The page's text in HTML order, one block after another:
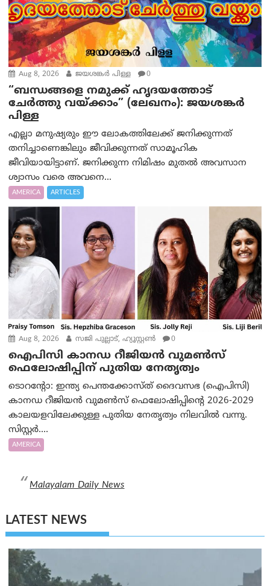
Aug 8, 2026 ജയശങ്കര്‍ പിള്ള 0
“ബന്ധങ്ങളെ നമുക്ക് ഹൃദയത്തോട്
ചേർത്തു വയ്ക്കാം” (ലേഖനം): ജയശങ്കര്‍
പിള്ള
എല്ലാ മനുഷ്യരും ഈ ലോകത്തിലേക്ക് ജനിക്കുന്നത്
തനിച്ചാണെങ്കിലും ജീവിക്കുന്നത് സാമൂഹിക
ജീവിയായിട്ടാണ്. ജനിക്കുന്ന നിമിഷം മുതൽ അവസാന
ശ്വാസം വരെ അവനെ...
AMERICA ARTICLES
Aug 8, 2026 സജി പുല്ലാട്, ഹ്യൂസ്റ്റൺ 0
ഐപിസി കാനഡ റീജിയൻ വുമൺസ്
ഫെലോഷിപ്പിന് പുതിയ നേതൃത്വം
ടൊറന്റോ: ഇന്ത്യ പെന്തക്കോസ്ത് ദൈവസഭ (ഐപിസി)
കാനഡ റീജിയൻ വുമൺസ് ഫെലോഷിപ്പിന്റെ 2026-2029
കാലയളവിലേക്കുള്ള പുതിയ നേതൃത്വം നിലവിൽ വന്നു.
സിസ്റ്റർ....
AMERICA
Malayalam Daily News
LATEST NEWS